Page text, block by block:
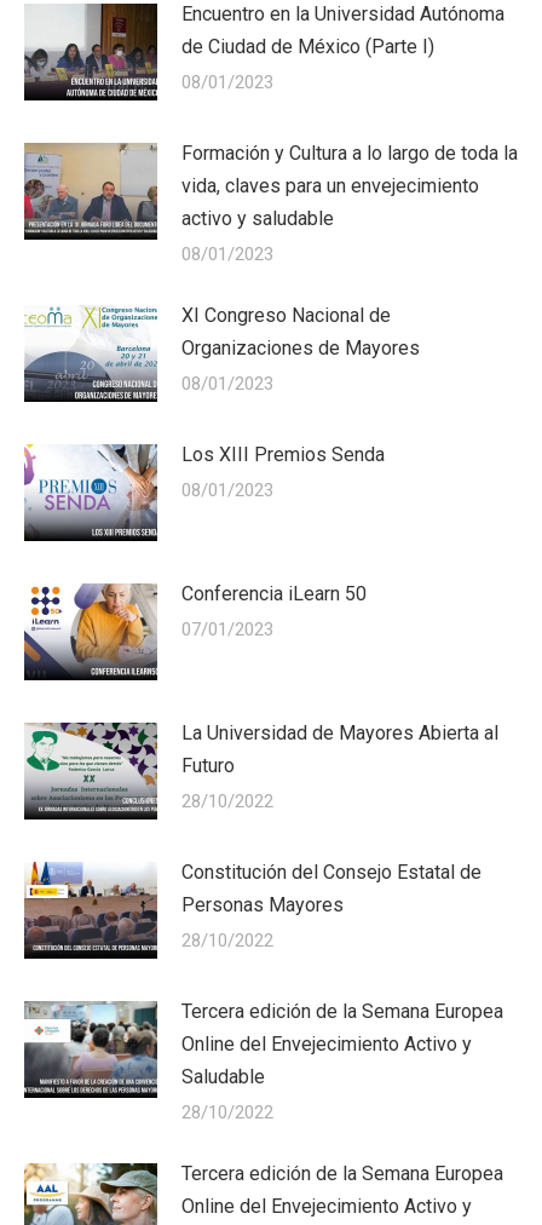
Encuentro en la Universidad Autónoma
de Ciudad de México (Parte I)
08/01/2023
Formación y Cultura a lo largo de toda la
vida, claves para un envejecimiento
activo y saludable
08/01/2023
XI Congreso Nacional de
Organizaciones de Mayores
08/01/2023
Los XIII Premios Senda
08/01/2023
Conferencia iLearn 50
07/01/2023
La Universidad de Mayores Abierta al
Futuro
28/10/2022
Constitución del Consejo Estatal de
Personas Mayores
28/10/2022
Tercera edición de la Semana Europea
Online del Envejecimiento Activo y
Saludable
28/10/2022
Tercera edición de la Semana Europea
Online del Envejecimiento Activo y